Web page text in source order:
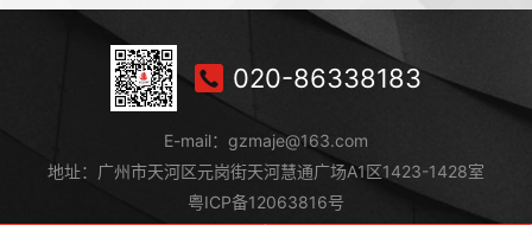
所有员工的社交活动中心，同时也能够
对外接待公众，让明天呢参观和探索纪
念产品和相关商品。这个独特的地方有
着丰富的场景、游戏和社交空间，可以
吸引员工和访客想要进入其中一探究竟
是一个工作环境，也是一个企业理念的
平台。该项目位于深业上城商区，可直
达莲花山和笔架山公园，呈现出独具一
020-86338183
E-mail：gzmaje@163.com
地址：广州市天河区元岗街天河慧通广场A1区1423-1428室
粤ICP备12063816号